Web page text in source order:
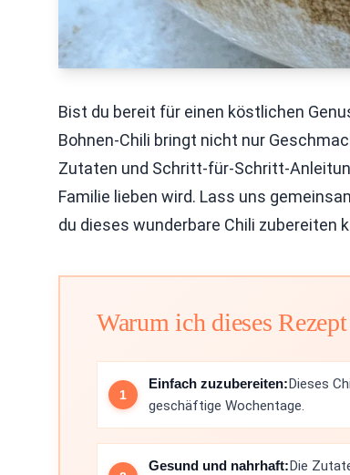
Bist du bereit für einen köstlichen
Bohnen-Chili bringt nicht nur
Zutaten und Schritt-für-Schritt-
Familie lieben wird. Lass uns
du dieses wunderbare Chili zubereiten
Warum ich dieses
Einfach zuzubereiten:Dieses
geschäftige Wochentage.
Gesund und nahrhaft:Die